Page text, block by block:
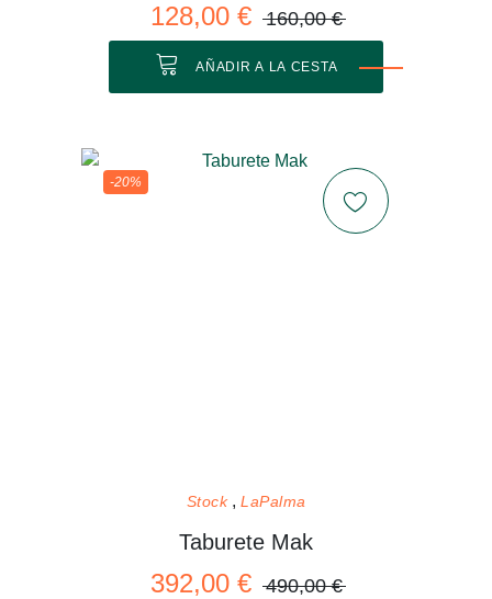
128,00 € 160,00 €
AÑADIR A LA CESTA
-20%
Stock LaPalma
Taburete Mak
392,00 € 490,00 €